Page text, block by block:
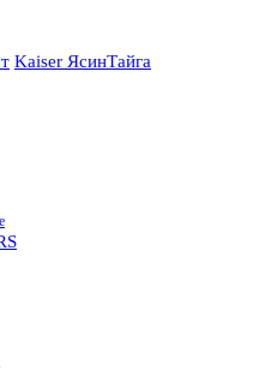
Kaiser ЯсинТайга